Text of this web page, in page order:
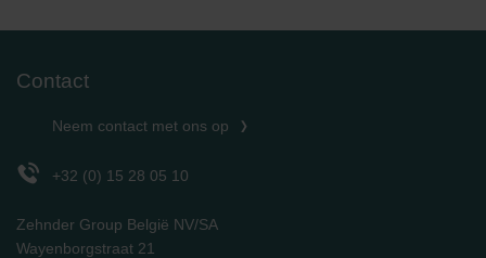
Contact
Neem contact met ons op
+32 (0) 15 28 05 10
Zehnder Group België NV/SA
Wayenborgstraat 21